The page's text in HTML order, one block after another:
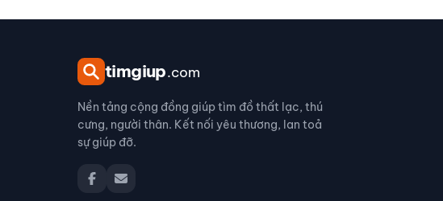
timgiup.com
Nền tảng cộng đồng giúp tìm đồ thất lạc, thú
cưng, người thân. Kết nối yêu thương, lan toả
sự giúp đỡ.